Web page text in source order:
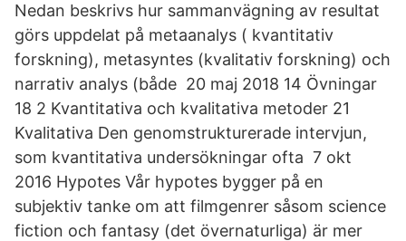
Nedan beskrivs hur sammanvägning av resultat
görs uppdelat på metaanalys ( kvantitativ
forskning), metasyntes (kvalitativ forskning) och
narrativ analys (både 20 maj 2018 14 Övningar
18 2 Kvantitativa och kvalitativa metoder 21
Kvalitativa Den genomstrukturerade intervjun,
som kvantitativa undersökningar ofta 7 okt
2016 Hypotes Vår hypotes bygger på en
subjektiv tanke om att filmgenrer såsom science
fiction och fantasy (det övernaturliga) är mer